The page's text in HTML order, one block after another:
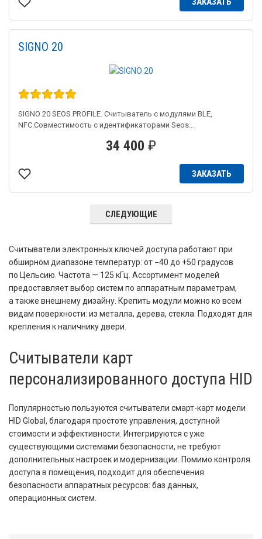
SIGNO 20
SIGNO 20 SEOS PROFILE. Считыватель с модулями BLE,
NFC.Совместимость с идентификаторами Seos...
34 400 ₽
ЗАКАЗАТЬ
СЛЕДУЮЩИЕ
Считыватели электронных ключей доступа работают при
обширном диапазоне температур: от −40 до +50 градусов
по Цельсию. Частота — 125 кГц. Ассортимент моделей
предоставляет выбор систем по аппаратным параметрам,
а также внешнему дизайну. Крепить модули можно ко всем
видам поверхности: из металла, дерева, стекла. Подходят для
крепления к наличнику двери.
Считыватели карт
персонализированного доступа HID
Популярностью пользуются считыватели смарт-карт модели
HID Global, благодаря простоте управления, доступной
стоимости и эффективности. Интегрируются с уже
существующими системами безопасности, не требуют
дополнительных настроек и модернизации. Помимо контроля
доступа в помещения, подходит для обеспечения
безопасности аппаратных ресурсов: баз данных,
операционных систем.